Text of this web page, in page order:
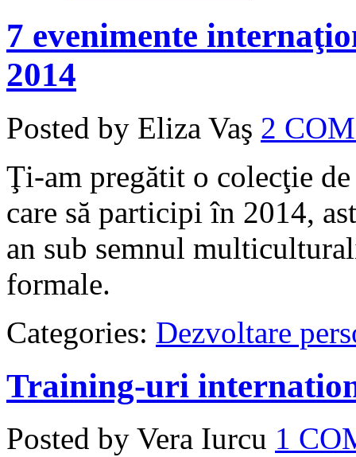
7 evenimente
2014
Posted by Eliza Vaş 2
Ţi-am pregătit o colecţie
care să participi în 2014,
an sub semnul
formale.
Categories: Dezvoltare
Training-uri
Posted by Vera Iurcu 1